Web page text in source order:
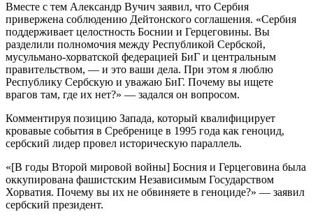
Вместе с тем Александр Вучич заявил, что Сербия
привержена соблюдению Дейтонского соглашения. «Сербия
поддерживает целостность Боснии и Герцеговины. Вы
разделили полномочия между Республикой Сербской,
мусульмано-хорватской федерацией БиГ и центральным
правительством, — и это ваши дела. При этом я люблю
Республику Сербскую и уважаю БиГ. Почему вы ищете
врагов там, где их нет?» — задался он вопросом.
Комментируя позицию Запада, который квалифицирует
кровавые события в Сребренице в 1995 года как геноцид,
сербский лидер провел историческую параллель.
«[В годы Второй мировой войны] Босния и Герцеговина была
оккупирована фашистским Независимым Государством
Хорватия. Почему вы их не обвиняете в геноциде?» — заявил
сербский президент.